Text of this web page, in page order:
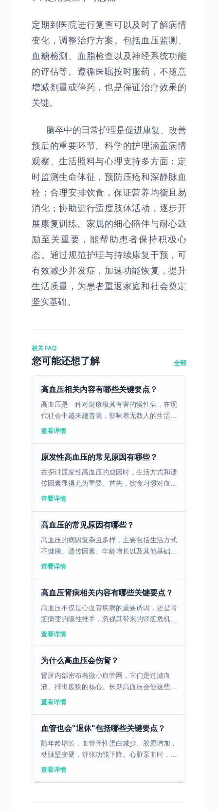
定期到医院进行复查可以及时了解病情
变化，调整治疗方案。包括血压监测、
血糖检测、血脂检查以及神经系统功能
的评估等。遵循医嘱按时服药，不随意
增减剂量或停药，也是保证治疗效果的
关键。
脑卒中的日常护理是促进康复、改善
预后的重要环节。科学的护理涵盖病情
观察、生活照料与心理支持多方面：定
时监测生命体征，预防压疮和深静脉血
栓；合理安排饮食，保证营养均衡且易
消化；协助进行适度肢体活动，逐步开
展康复训练。家属的细心陪伴与耐心鼓
励至关重要，能帮助患者保持积极心
态。通过规范护理与持续康复干预，可
有效减少并发症，加速功能恢复，提升
生活质量，为患者重返家庭和社会奠定
坚实基础。
相关 FAQ
您可能还想了解 全部
高血压相关内容有哪些关键要点？
高血压是一种对健康极其有害的慢性病，在现
代社会中越来越普遍，影响着无数人的生活质
量和身心健康。 一、高血压的定义与危害 高
查看详情
原发性高血压的常见原因有哪些？
在探讨原发性高血压的成因时，生活方式和遗
传因素显得尤为重要。首先，饮食习惯对血压
影响明显，高盐饮食是诱发高血压的一大主
查看详情
高血压的常见原因有哪些？
高血压的病因复杂且多样，主要包括生活方式
不健康、遗传因素、年龄增长以及其他基础疾
病。生活方式不健康中的吸烟、饮酒过量、过
查看详情
高血压肾病相关内容有哪些关键要点？
高血压不仅是心血管疾病的重要诱因，还是肾
脏病变的隐性推手，忽视其带来的肾脏危机可
能酿成严重后果。 高血压，是指动脉血压持
查看详情
为什么高血压会伤肾？
肾脏内部密布着微小血管网，它们是过滤血
液、排出废物的核心。长期高血压会使这些血
管 1. 长期紧绷：血管壁增厚、变硬，就像失
查看详情
血管也会"退休"包括哪些关键要点？
随年龄增长，血管弹性蛋白减少、胶原增加，
动脉壁变硬，舒张功能下降。心脏泵血时，失
去弹性缓冲，收缩压明显升高——这是不可抗
查看详情